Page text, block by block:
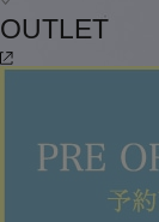
OUTLET